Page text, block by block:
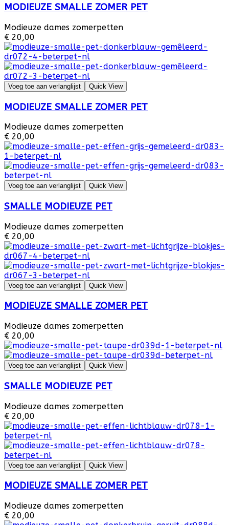
MODIEUZE SMALLE ZOMER PET
Modieuze dames zomerpetten
€ 20,00
Voeg toe aan verlanglijst Quick View
MODIEUZE SMALLE ZOMER PET
Modieuze dames zomerpetten
€ 20,00
Voeg toe aan verlanglijst Quick View
SMALLE MODIEUZE PET
Modieuze dames zomerpetten
€ 20,00
Voeg toe aan verlanglijst Quick View
MODIEUZE SMALLE ZOMER PET
Modieuze dames zomerpetten
€ 20,00
Voeg toe aan verlanglijst Quick View
SMALLE MODIEUZE PET
Modieuze dames zomerpetten
€ 20,00
Voeg toe aan verlanglijst Quick View
MODIEUZE SMALLE ZOMER PET
Modieuze dames zomerpetten
€ 20,00